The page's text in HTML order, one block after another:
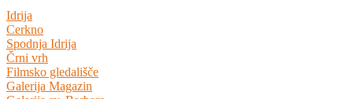
Idrija
Cerkno
Spodnja Idrija
Črni vrh
Filmsko gledališče
Galerija Magazin